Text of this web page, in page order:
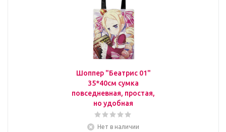
Шоппер "Беатрис 01"
35*40см сумка
повседневная, простая,
но удобная
Нет в наличии